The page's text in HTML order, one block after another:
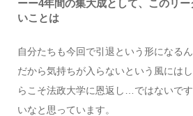
ーー4年間の集大成として、このリ
いことは
自分たちも今回で引退という形になる
だから気持ちが入らないという風には
らこそ法政大学に恩返し…ではないで
いなと思っています。